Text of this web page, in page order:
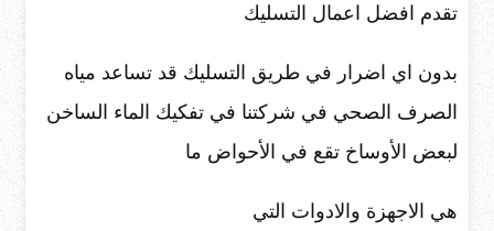
تقدم افضل اعمال التسليك
بدون اي اضرار في طريق التسليك قد تساعد مياه
الصرف الصحي في شركتنا في تفكيك الماء الساخن
لبعض الأوساخ تقع في الأحواض ما
هي الاجهزة والادوات التي